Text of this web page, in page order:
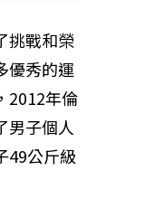
挑戰和榮
優秀的運
2012年倫
男子個人
49公斤級